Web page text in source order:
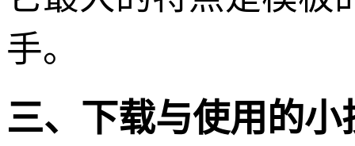
手。
三、下载与使用的